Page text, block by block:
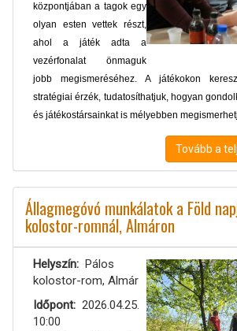
központjában a tagok egy
olyan esten vettek részt,
ahol a játék adta a
vezérfonalat önmaguk
jobb megismeréséhez. A játékokon
stratégiai érzék, tudatosíthatjuk, hogyan
és játékostársainkat is mélyebben
Tovább a
Állagmegóvó munkálatok a Föld
kolostor-romnál, Almáron
Helyszín
Pálos
kolostor-rom, Almár
Időpont
2026.04.25.
10:00